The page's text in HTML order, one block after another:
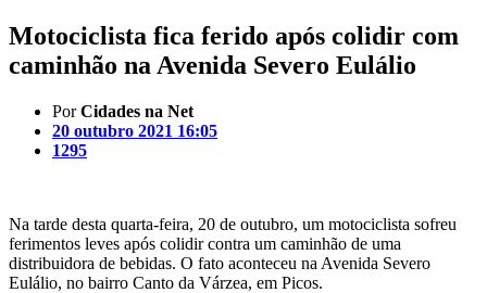
Motociclista fica ferido após colidir com
caminhão na Avenida Severo Eulálio
PorCidades na Net
20 outubro 2021 16:05
1295
Na tarde desta quarta-feira, 20 de outubro, um motociclista sofreu
ferimentos leves após colidir contra um caminhão de uma
distribuidora de bebidas. O fato aconteceu na Avenida Severo
Eulálio, no bairro Canto da Várzea, em Picos.